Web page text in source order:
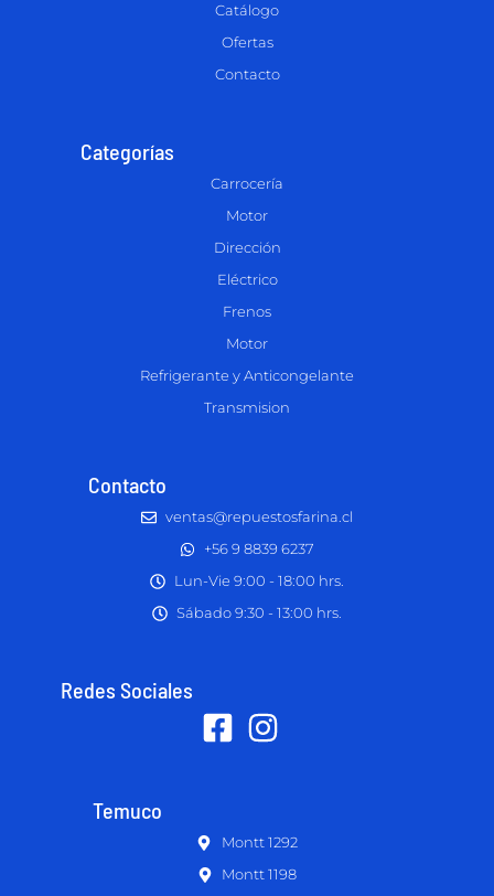
Catálogo
Ofertas
Contacto
Categorías
Carrocería
Motor
Dirección
Eléctrico
Frenos
Motor
Refrigerante y Anticongelante
Transmision
Contacto
ventas@repuestosfarina.cl
+56 9 8839 6237
Lun-Vie 9:00 - 18:00 hrs.
Sábado 9:30 - 13:00 hrs.
Redes Sociales
Temuco
Montt 1292
Montt 1198